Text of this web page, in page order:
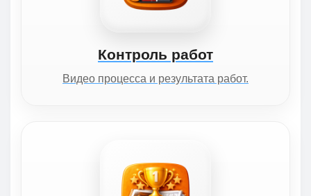
Контроль работ
Видео процесса и результата работ.